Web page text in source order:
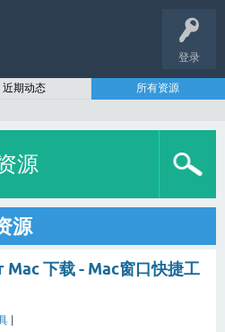
登录
近期动态
所有资源
源
源
下载 - Mac窗口快捷工